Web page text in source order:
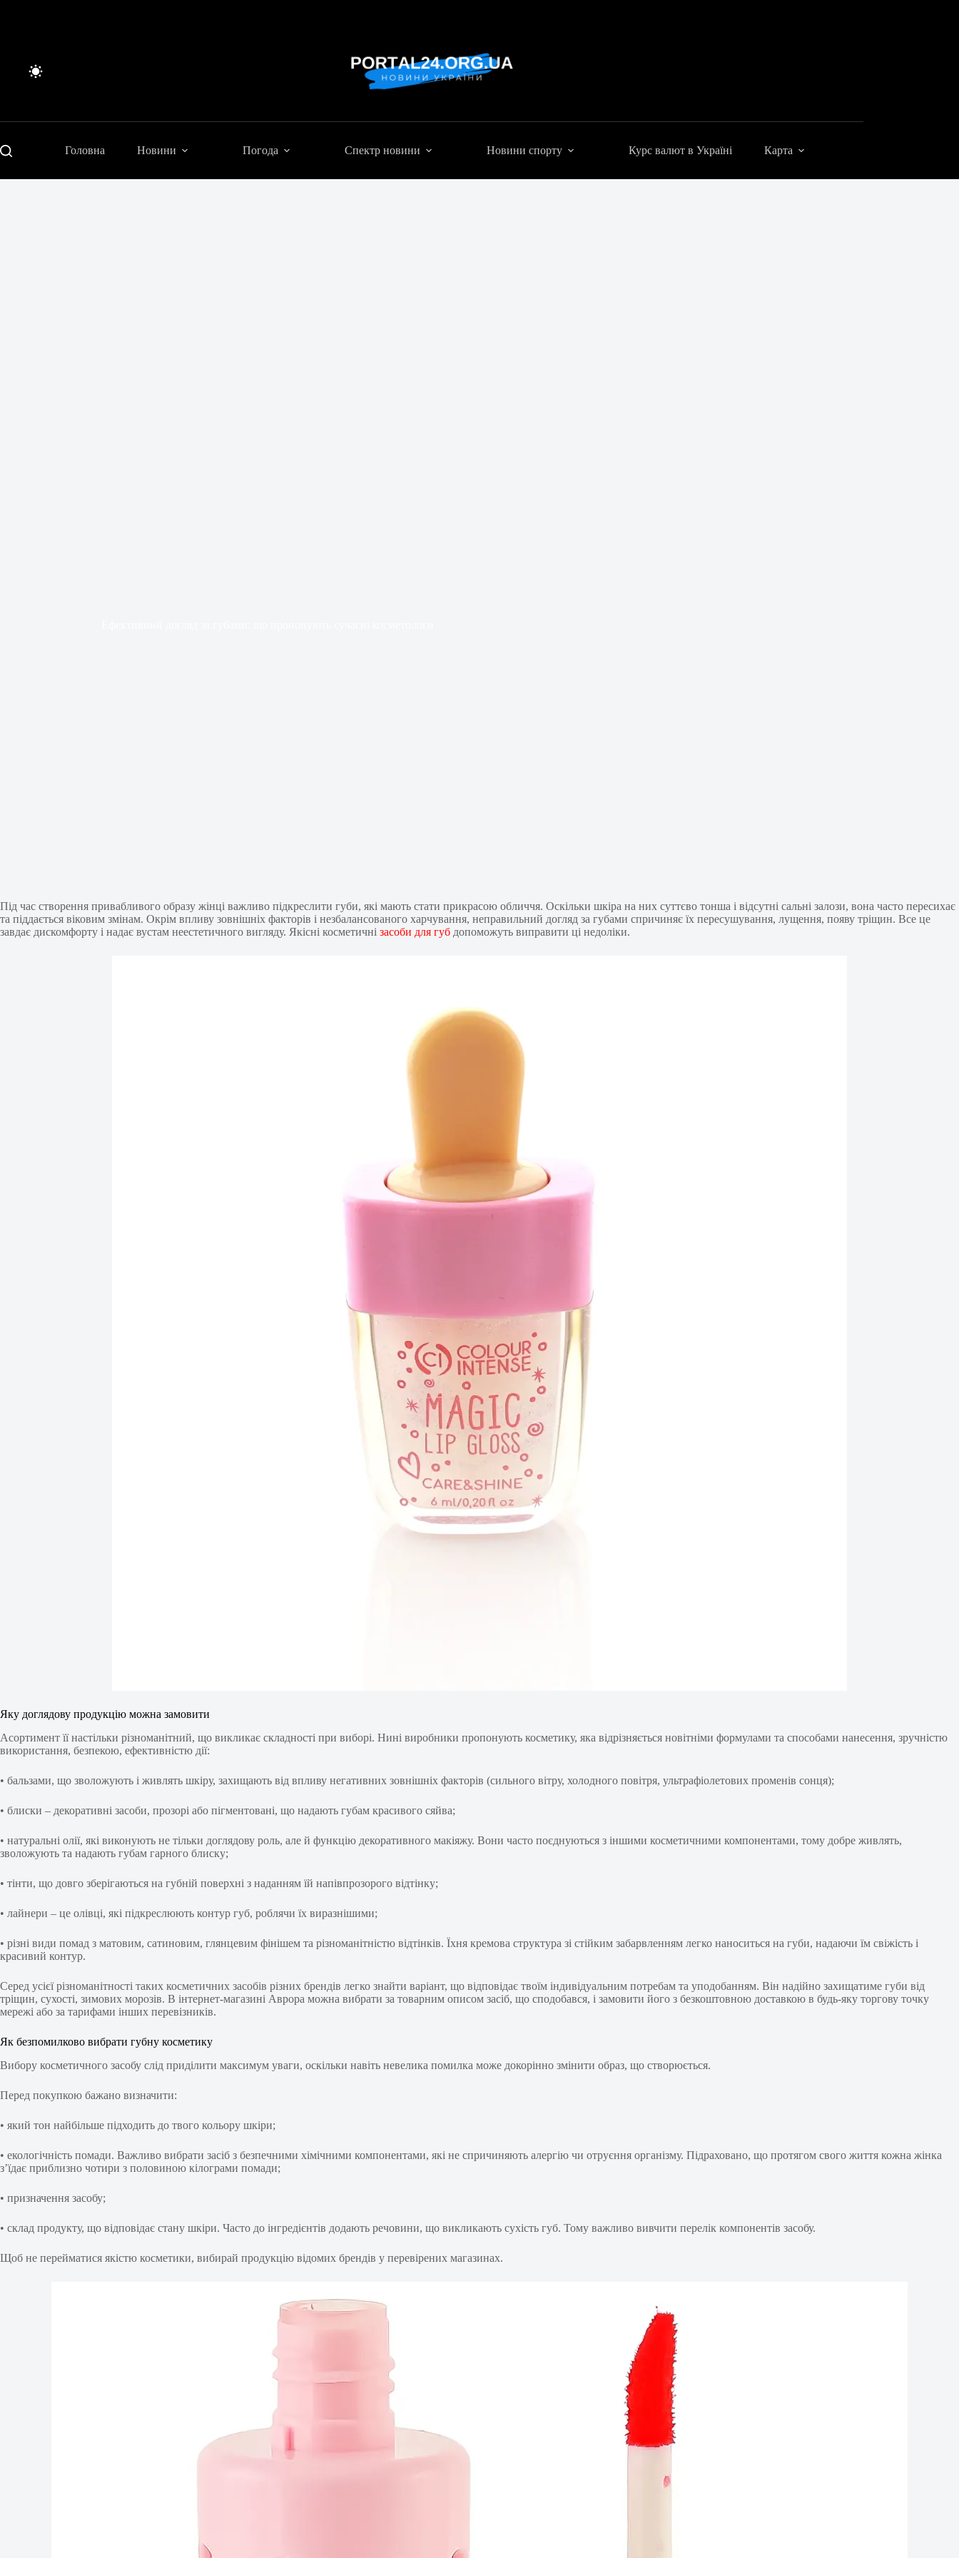
Головна Новини Погода Спектр новини Новини спорту Курс валют в Україні Карта
Під час створення привабливого образу жінці важливо підкреслити губи, які мають стати прикрасою обличчя. Оскільки шкіра на них суттєво тонша і відсутні сальні залози, вона часто пересихає
та піддається віковим змінам. Окрім впливу зовнішніх факторів і незбалансованого харчування, неправильний догляд за губами спричиняє їх пересушування, лущення, появу тріщин. Все це
завдає дискомфорту і надає вустам неестетичного вигляду. Якісні косметичні засоби для губ допоможуть виправити ці недоліки.
Яку доглядову продукцію можна замовити
Асортимент її настільки різноманітний, що викликає складності при виборі. Нині виробники пропонують косметику, яка відрізняється новітніми формулами та способами нанесення, зручністю
використання, безпекою, ефективністю дії:
• бальзами, що зволожують і живлять шкіру, захищають від впливу негативних зовнішніх факторів (сильного вітру, холодного повітря, ультрафіолетових променів сонця);
• блиски – декоративні засоби, прозорі або пігментовані, що надають губам красивого сяйва;
• натуральні олії, які виконують не тільки доглядову роль, але й функцію декоративного макіяжу. Вони часто поєднуються з іншими косметичними компонентами, тому добре живлять,
зволожують та надають губам гарного блиску;
• тінти, що довго зберігаються на губній поверхні з наданням їй напівпрозорого відтінку;
• лайнери – це олівці, які підкреслюють контур губ, роблячи їх виразнішими;
• різні види помад з матовим, сатиновим, глянцевим фінішем та різноманітністю відтінків. Їхня кремова структура зі стійким забарвленням легко наноситься на губи, надаючи їм свіжість і
красивий контур.
Серед усієї різноманітності таких косметичних засобів різних брендів легко знайти варіант, що відповідає твоїм індивідуальним потребам та уподобанням. Він надійно захищатиме губи від
тріщин, сухості, зимових морозів. В інтернет-магазині Аврора можна вибрати за товарним описом засіб, що сподобався, і замовити його з безкоштовною доставкою в будь-яку торгову точку
мережі або за тарифами інших перевізників.
Як безпомилково вибрати губну косметику
Вибору косметичного засобу слід приділити максимум уваги, оскільки навіть невелика помилка може докорінно змінити образ, що створюється.
Перед покупкою бажано визначити:
• який тон найбільше підходить до твого кольору шкіри;
• екологічність помади. Важливо вибрати засіб з безпечними хімічними компонентами, які не спричиняють алергію чи отруєння організму. Підраховано, що протягом свого життя кожна жінка
з’їдає приблизно чотири з половиною кілограми помади;
• призначення засобу;
• склад продукту, що відповідає стану шкіри. Часто до інгредієнтів додають речовини, що викликають сухість губ. Тому важливо вивчити перелік компонентів засобу.
Щоб не перейматися якістю косметики, вибирай продукцію відомих брендів у перевірених магазинах.